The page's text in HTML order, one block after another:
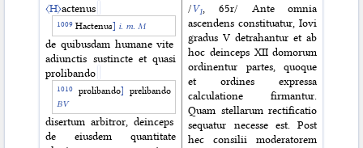
〈H〉actenus
Hactenus] i. m. M
de quibusdam humane vite
adiunctis sustincte et quasi
prolibando
prolibando] prelibando
BV
disertum arbitror, deinceps
de eiusdem quantitate
/V1
, 65r/ Ante omnia
ascendens constituatur, Iovi
gradus V detrahantur et ab
hoc deinceps XII domorum
ordinentur partes, quoque
et ordines expressa
calculatione firmantur.
Quam stellarum rectificatio
sequatur necesse est. Post
hec consilii moderatorem